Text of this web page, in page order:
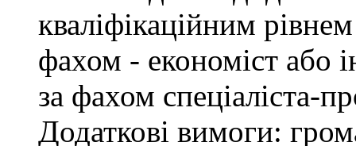
кваліфікаційним
фахом - економіст або
за фахом спеціаліста-
Додаткові вимоги: